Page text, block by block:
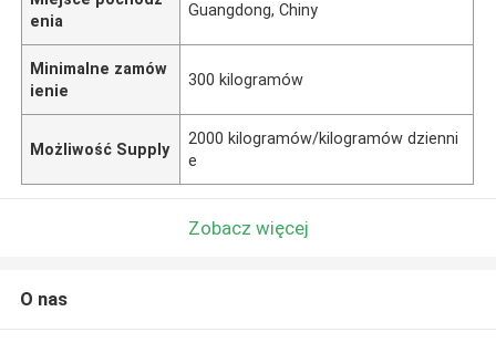
enia
Guangdong, Chiny
Minimalne zamów
ienie
300 kilogramów
Możliwość Supply
2000 kilogramów/kilogramów dzienni
e
Zobacz więcej
O nas